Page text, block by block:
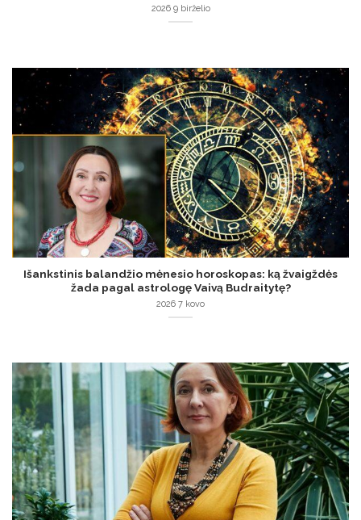
2026 9 birželio
Išankstinis balandžio mėnesio horoskopas: ką žvaigždės
žada pagal astrologę Vaivą Budraitytę?
2026 7 kovo